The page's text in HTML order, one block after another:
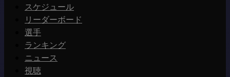
スケジュール
リーダーボード
選手
ランキング
ニュース
視聴